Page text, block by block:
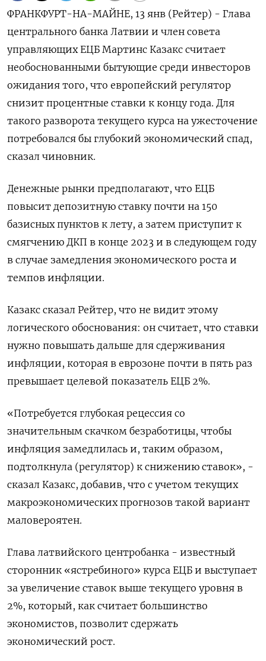
ФРАНКФУРТ-НА-МАЙНЕ, 13 янв (Рейтер) - Глава
центрального банка Латвии и член совета
управляющих ЕЦБ Мартинс Казакс считает
необоснованными бытующие среди инвесторов
ожидания того, что европейский регулятор
снизит процентные ставки к концу года. Для
такого разворота текущего курса на ужесточение
потребовался бы глубокий экономический спад,
сказал чиновник.
Денежные рынки предполагают, что ЕЦБ
повысит депозитную ставку почти на 150
базисных пунктов к лету, а затем приступит к
смягчению ДКП в конце 2023 и в следующем году
в случае замедления экономического роста и
темпов инфляции.
Казакс сказал Рейтер, что не видит этому
логического обоснования: он считает, что ставки
нужно повышать дальше для сдерживания
инфляции, которая в еврозоне почти в пять раз
превышает целевой показатель ЕЦБ 2%.
«Потребуется глубокая рецессия со
значительным скачком безработицы, чтобы
инфляция замедлилась и, таким образом,
подтолкнула (регулятор) к снижению ставок», -
сказал Казакс, добавив, что с учетом текущих
макроэкономических прогнозов такой вариант
маловероятен.
Глава латвийского центробанка - известный
сторонник «ястребиного» курса ЕЦБ и выступает
за увеличение ставок выше текущего уровня в
2%, который, как считает большинство
экономистов, позволит сдержать
экономический рост.